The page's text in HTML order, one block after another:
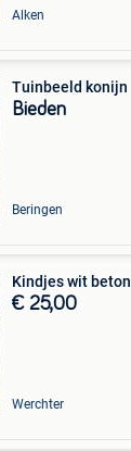
Alken
Tuinbeeld konijn
Bieden
Beringen
Kindjes wit beton
€ 25,00
Werchter